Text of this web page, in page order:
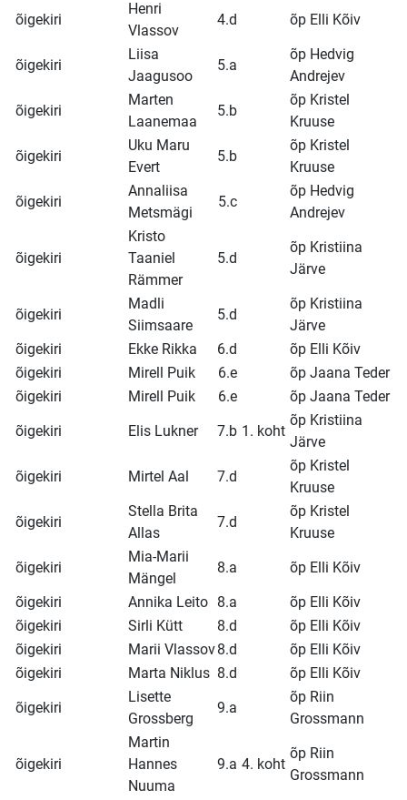
õigekiri
Henri
Vlassov
4.d õp Elli Kõiv
õigekiri
Liisa
Jaagusoo
5.a
õp Hedvig
Andrejev
õigekiri
Marten
Laanemaa
5.b
õp Kristel
Kruuse
õigekiri
Uku Maru
Evert
5.b
õp Kristel
Kruuse
õigekiri
Annaliisa
Metsmägi
5.c
õp Hedvig
Andrejev
õigekiri
Kristo
Taaniel
Rämmer
5.d
õp Kristiina
Järve
õigekiri
Madli
Siimsaare
5.d
õp Kristiina
Järve
õigekiri
Ekke Rikka 6.d
õp Elli Kõiv
õigekiri
Mirell Puik 6.e
õp Jaana Teder
õigekiri
Mirell Puik 6.e
õp Jaana Teder
õigekiri
Elis Lukner 7.b 1. koht
õp Kristiina
Järve
õigekiri
Mirtel Aal 7.d
õp Kristel
Kruuse
õigekiri
Stella Brita
Allas
7.d
õp Kristel
Kruuse
õigekiri
Mia-Marii
Mängel
8.a
õp Elli Kõiv
õigekiri
Annika Leito 8.a
õp Elli Kõiv
õigekiri
Sirli Kütt 8.d
õp Elli Kõiv
õigekiri
Marii Vlassov8.d
õp Elli Kõiv
õigekiri
Marta Niklus 8.d
õp Elli Kõiv
õigekiri
Lisette
Grossberg
9.a
õp Riin
Grossmann
õigekiri
Martin
Hannes
Nuuma
9.a 4. koht
õp Riin
Grossmann